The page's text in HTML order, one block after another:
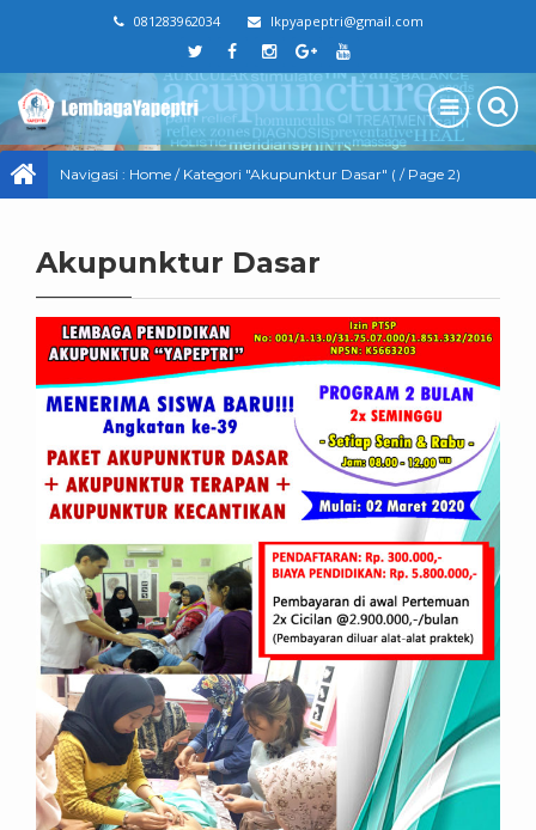
081283962034 lkpyapeptri@gmail.com
Navigasi : Home / Kategori "Akupunktur Dasar" ( / Page 2)
Akupunktur Dasar